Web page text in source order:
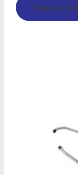
Read more